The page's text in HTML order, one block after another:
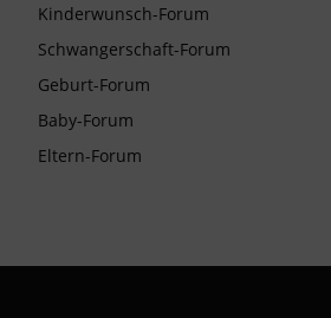
Kinderwunsch-Forum
Schwangerschaft-Forum
Geburt-Forum
Baby-Forum
Eltern-Forum